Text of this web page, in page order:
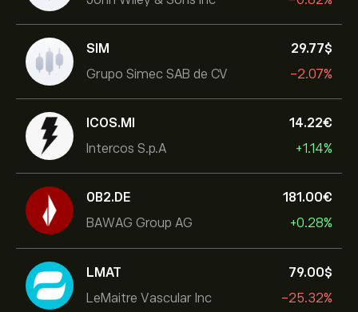
SIM
Grupo Simec SAB de CV
29.77‎$‎
-2.07%
ICOS.MI
Intercos S.p.A
14.22‎€‎
+1.14%
0B2.DE
BAWAG Group AG
181.00‎€‎
+0.28%
LMAT
LeMaitre Vascular Inc
79.00‎$‎
-25.32%